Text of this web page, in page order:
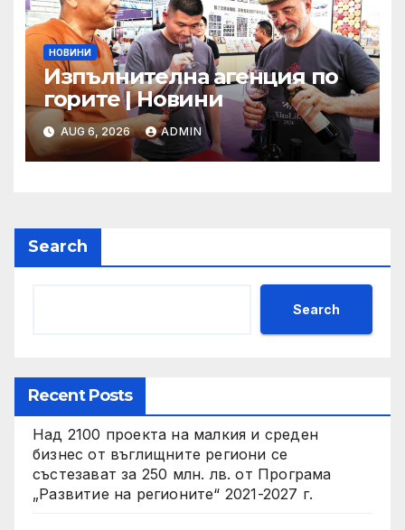
НОВИНИ
Изпълнителна агенция по
горите | Новини
AUG 6, 2026 ADMIN
Search
Search
Recent Posts
Над 2100 проекта на малкия и среден
бизнес от въглищните региони се
състезават за 250 млн. лв. от Програма
„Развитие на регионите“ 2021-2027 г.